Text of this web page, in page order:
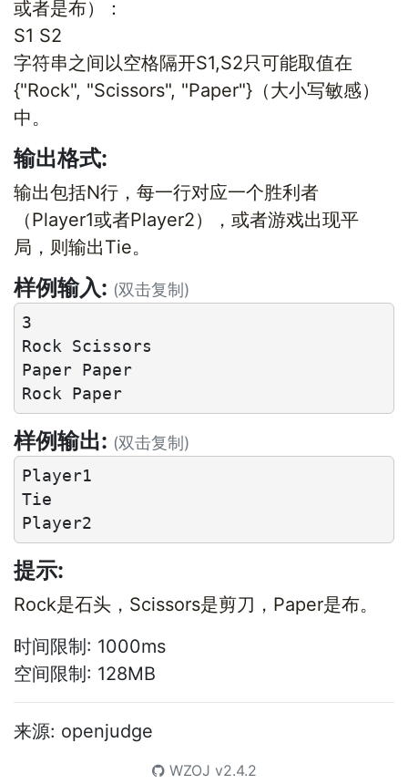
或者是布）：
S1 S2
字符串之间以空格隔开S1,S2只可能取值在
{"Rock", "Scissors", "Paper"}（大小写敏感）
中。
输出格式:
输出包括N行，每一行对应一个胜利者
（Player1或者Player2），或者游戏出现平
局，则输出Tie。
样例输入: (双击复制)
3
Rock Scissors
Paper Paper
样例输出: (双击复制)
Player1
Tie
提示:
Rock是石头，Scissors是剪刀，Paper是布。
时间限制: 1000ms
空间限制: 128MB
来源: openjudge
WZOJ v2.4.2